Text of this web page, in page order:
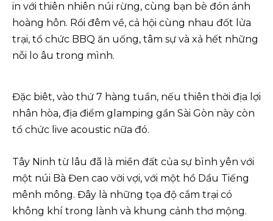
in với thiên nhiên núi rừng, cùng bạn bè đón ánh
hoàng hôn. Rồi đêm về, cả hội cùng nhau đốt lửa
trại, tổ chức BBQ ăn uống, tâm sự và xả hết những
nỗi lo âu trong mình.
Đặc biêt, vào thứ 7 hàng tuần, nếu thiên thời địa lợi
nhân hòa, địa điểm glamping gần Sài Gòn này còn
tổ chức live acoustic nữa đó.
Tây Ninh từ lâu đã là miền đất của sự bình yên với
một núi Bà Đen cao vời vợi, với một hồ Dầu Tiếng
mênh mông. Đây là những tọa độ cắm trại có
không khí trong lành và khung cảnh thơ mộng.